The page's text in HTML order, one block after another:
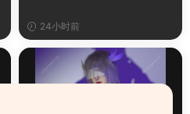
24小时前